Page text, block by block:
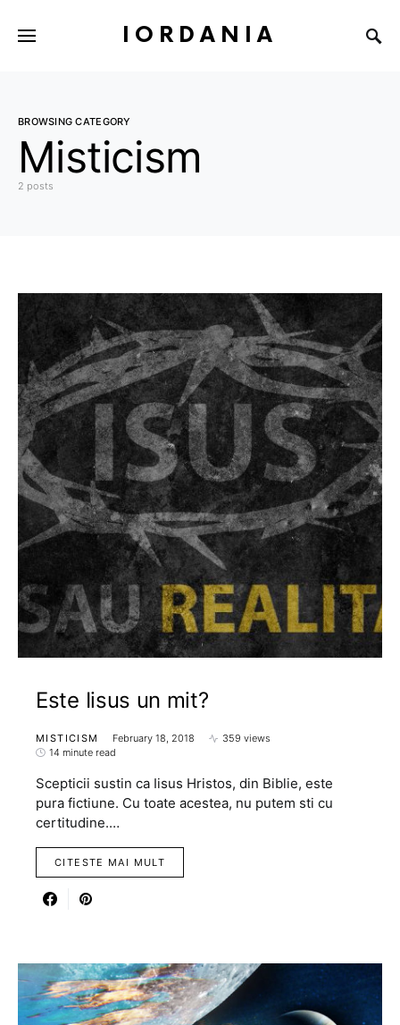
IORDANIA
BROWSING CATEGORY
Misticism
2 posts
Este Iisus un mit?
MISTICISM February 18, 2018
359 views
14 minute read
Scepticii sustin ca Iisus Hristos, din Biblie, este
pura fictiune. Cu toate acestea, nu putem sti cu
certitudine.…
CITESTE MAI MULT